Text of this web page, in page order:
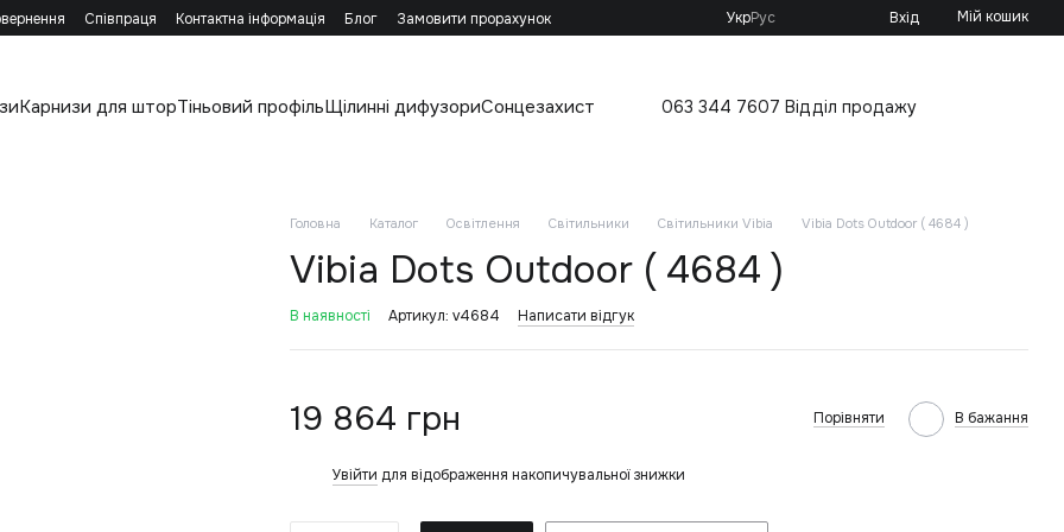
Співпраця Контактна інформація Блог Замовити прорахунок УкрРус Вхід Мій кошик
Карнизи для шторТіньовий профільЩілинні дифузориСонцезахист 063 344 7607 Відділ продажу
Головна Каталог Освітлення Світильники Світильники Vibia Vibia Dots Outdoor ( 4684 )
Vibia Dots Outdoor ( 4684 )
В наявності Артикул: v4684 Написати відгук
19 864 грн Порівняти В бажання
Увійти для відображення накопичувальної знижки